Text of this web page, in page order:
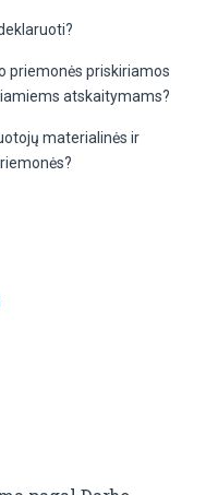
priemonės priskiriamos
atskaitymams?
materialinės ir